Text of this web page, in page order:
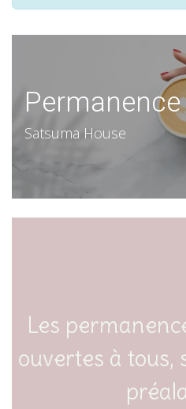
Satsuma House
Les
ouvertes à tous,